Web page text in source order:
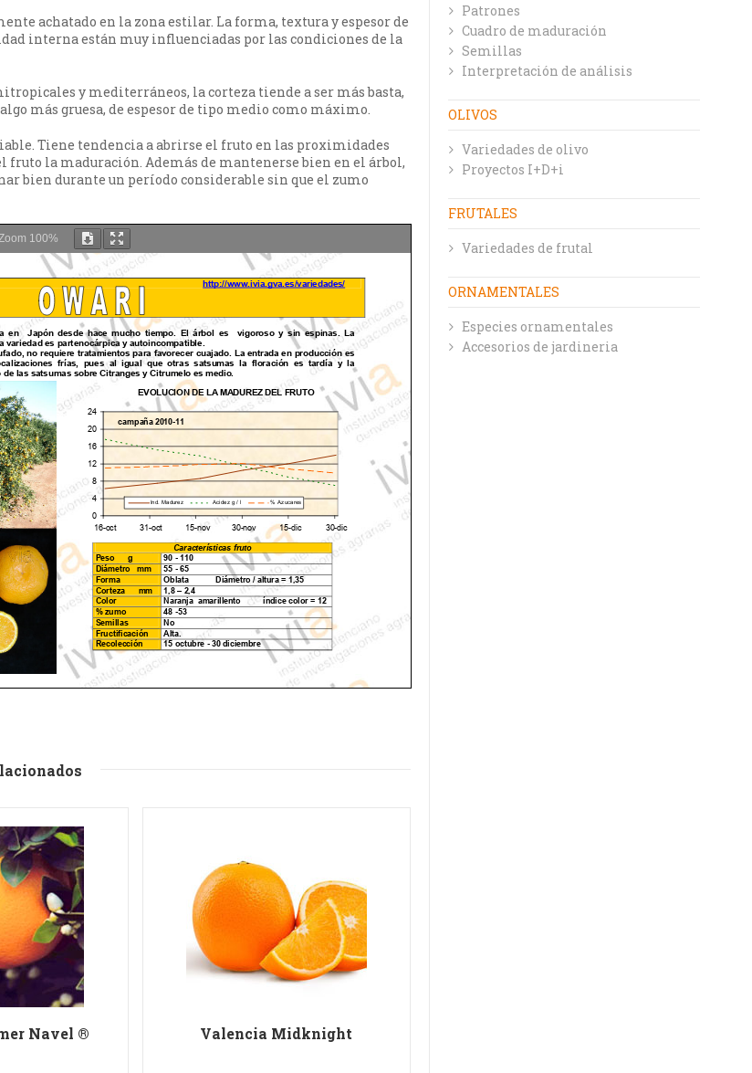
achatado en la zona estilar. La forma, textura y espesor de
interna están muy influenciadas por las condiciones de la
y mediterráneos, la corteza tiende a ser más basta,
más gruesa, de espesor de tipo medio como máximo.
Tiene tendencia a abrirse el fruto en las proximidades
fruto la maduración. Además de mantenerse bien en el árbol,
bien durante un período considerable sin que el zumo
Zoom 100%
Navel ® Valencia Midknight
Patrones
Cuadro de maduración
Semillas
Interpretación de análisis
OLIVOS
Variedades de olivo
Proyectos I+D+i
FRUTALES
Variedades de frutal
ORNAMENTALES
Especies ornamentales
Accesorios de jardineria